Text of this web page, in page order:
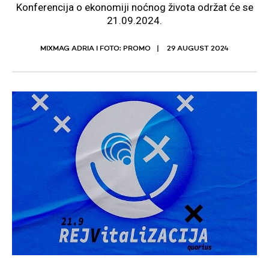
Konferencija o ekonomiji noćnog života održat će se
21.09.2024.
MIXMAG ADRIA I FOTO: PROMO 29 AUGUST 2024